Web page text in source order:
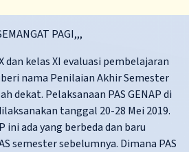
PAGI,,,
dan kelas XI evaluasi pembelajaran
nama Penilaian Akhir Semester
dekat. Pelaksanaan PAS GENAP di
tanggal 20-28 Mei 2019.
ini ada yang berbeda dan baru
semester sebelumnya. Dimana PAS